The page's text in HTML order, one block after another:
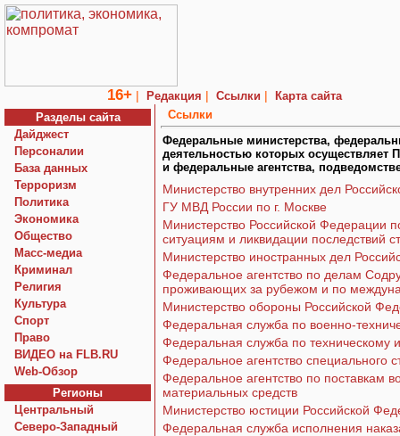
16+ | Редакция | Ссылки |
Карта сайта
Разделы сайта
Дайджест
Персоналии
База данных
Терроризм
Политика
Экономика
Общество
Macc-медиа
Криминал
Религия
Культура
Спорт
Право
ВИДЕО на FLB.RU
Web-Обзор
Регионы
Центральный
Северо-Западный
Ссылки
Федеральные министерства,
деятельностью которых
и федеральные агентства,
Министерство внутренних дел
ГУ МВД России по г. Москве
Министерство Российской Федерации
ситуациям и ликвидации последствий
Министерство иностранных дел
Федеральное агентство по делам
проживающих за рубежом и по
Министерство обороны Российской
Федеральная служба по военно-
Федеральная служба по техническому
Федеральное агентство специального
Федеральное агентство по поставкам
материальных средств
Министерство юстиции Российской
Федеральная служба исполнения